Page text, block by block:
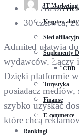
IT Marketing
Kryptowaluty
Sieci
Suplementy
CBD
Turystyka
Finanse
E-commerce
Rankingi
Autor
30 czerwca,
Admited ułatwia
wydawców. Łączy
Dzięki platformie
posiadacz
szybko uzyskać
które chcą